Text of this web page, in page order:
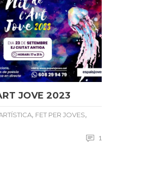
JOVE 2023
, FET PER JOVES,
1